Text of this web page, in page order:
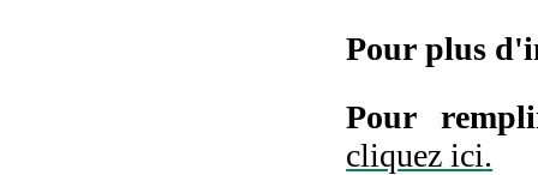
Pour plus
Pour
cliquez ici.